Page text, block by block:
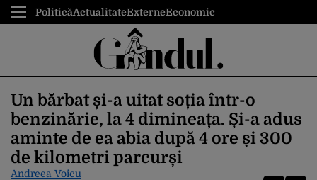
PoliticăActualitateExterneEconomic
Un bărbat și-a uitat soția într-o
benzinărie, la 4 dimineața. Și-a adus
aminte de ea abia după 4 ore și 300
de kilometri parcurși
Andreea Voicu